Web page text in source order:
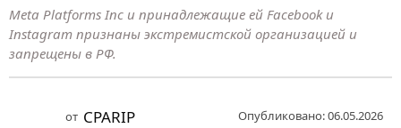
с
я
ц
а
Meta Platforms Inc и принадлежащие ей Facebook и
Instagram признаны экстремистской организацией и
запрещены в РФ.
от CPARIP Опубликовано: 06.05.2026